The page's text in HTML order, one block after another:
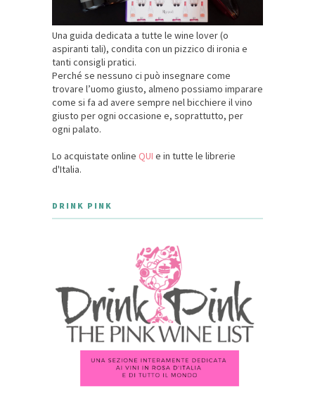
Una guida dedicata a tutte le wine lover (o
aspiranti tali), condita con un pizzico di ironia e
tanti consigli pratici.
Perché se nessuno ci può insegnare come
trovare l’uomo giusto, almeno possiamo imparare
come si fa ad avere sempre nel bicchiere il vino
giusto per ogni occasione e, soprattutto, per
ogni palato.
Lo acquistate online QUI e in tutte le librerie
d'Italia.
DRINK PINK